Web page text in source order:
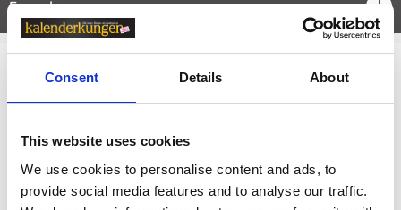
Consent Details About
This website uses cookies
We use cookies to personalise content and ads, to
provide social media features and to analyse our traffic.
Egenskaper
Relaterade kategorier
nteckningsböcker